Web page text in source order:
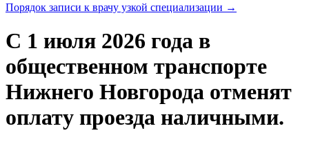
Порядок записи к врачу узкой специализации →
С 1 июля 2026 года в
общественном транспорте
Нижнего Новгорода отменят
оплату проезда наличными.